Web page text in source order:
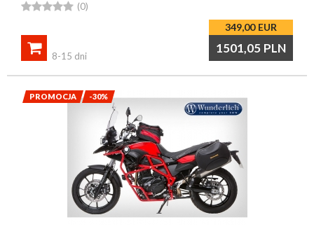
 (0)
349,00 EUR
1501,05 PLN

8-15 dni
PROMOCJA -30%